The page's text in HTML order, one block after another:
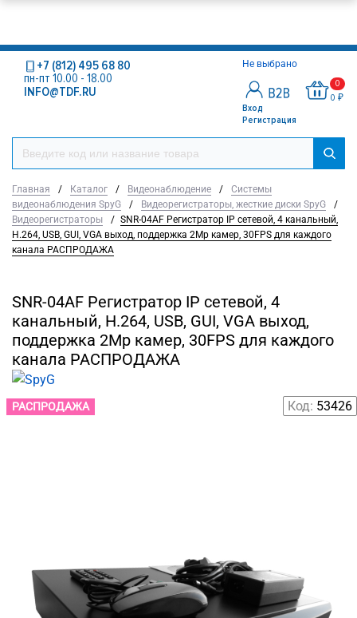
Не выбрано
Вход
Регистрация
0
0 ₽
+7 (812) 495 68 80
пн-пт 10.00 - 18.00
INFO@TDF.RU
Главная / Каталог / Видеонаблюдение /
Системы
видеонаблюдения SpyG
/ Видеорегистраторы, жесткие диски SpyG
/
Видеорегистраторы
/ SNR-04AF Регистратор IP сетевой, 4 канальный,
H.264, USB, GUI, VGA выход, поддержка 2Mp камер, 30FPS для каждого
канала РАСПРОДАЖА
SNR-04AF Регистратор IP сетевой, 4
канальный, H.264, USB, GUI, VGA выход,
поддержка 2Mp камер, 30FPS для каждого
канала РАСПРОДАЖА
РАСПРОДАЖА Код: 53426